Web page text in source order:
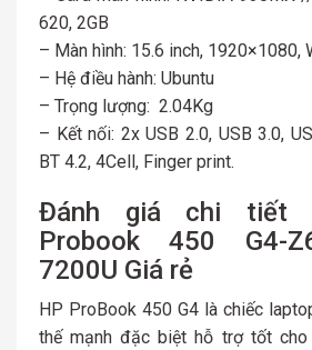
620, 2GB
– Màn hình: 15.6 inch, 1920×1080,
– Hệ điều hành: Ubuntu
– Trọng lượng: 2.04Kg
– Kết nối: 2x USB 2.0, USB 3.0,
BT 4.2, 4Cell, Finger print.
Đánh giá chi tiết
Probook 450 G4-
7200U Giá rẻ
HP ProBook 450 G4 là chiếc
thế mạnh đặc biệt hỗ trợ tốt cho